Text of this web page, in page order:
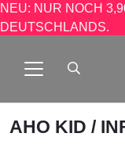
NEU: NUR NOCH
DEUTSCHLANDS.
AHO KID /